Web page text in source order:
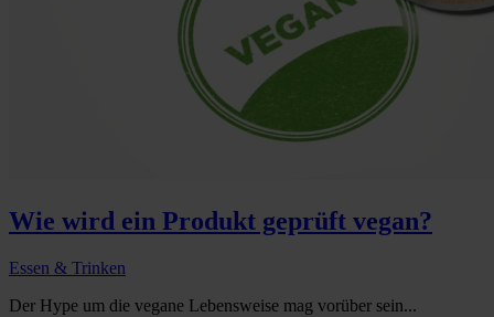
Wie wird ein Produkt geprüft vegan?
Essen & Trinken
Der Hype um die vegane Lebensweise mag vorüber sein...